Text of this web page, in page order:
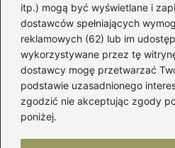
itp.) mogą być wyświetlane i
dostawców spełniających
reklamowych (62) lub im
wykorzystywane przez tę
dostawcy mogę przetwarzać
podstawie uzasadnionego
zgodzić nie akceptując zgody
poniżej.
Buty(221)
Dodatki(59)
Dziecko(100)
Kobieta(39)
Moda(109)
Styl(2)